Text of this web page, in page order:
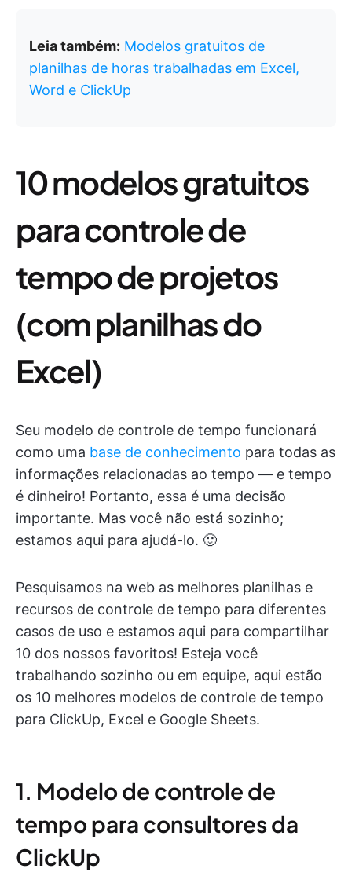
Leia também: Modelos gratuitos de
planilhas de horas trabalhadas em Excel,
Word e ClickUp
10 modelos gratuitos
para controle de
tempo de projetos
(com planilhas do
Excel)
Seu modelo de controle de tempo funcionará
como uma base de conhecimento para todas as
informações relacionadas ao tempo — e tempo
é dinheiro! Portanto, essa é uma decisão
importante. Mas você não está sozinho;
estamos aqui para ajudá-lo. 🙂
Pesquisamos na web as melhores planilhas e
recursos de controle de tempo para diferentes
casos de uso e estamos aqui para compartilhar
10 dos nossos favoritos! Esteja você
trabalhando sozinho ou em equipe, aqui estão
os 10 melhores modelos de controle de tempo
para ClickUp, Excel e Google Sheets.
1. Modelo de controle de
tempo para consultores da
ClickUp